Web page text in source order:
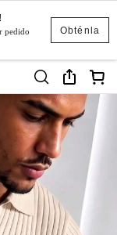
Obténla
pedido